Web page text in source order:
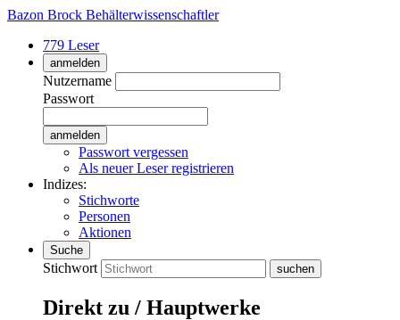
Bazon Brock Behälterwissenschaftler
779 Leser
anmelden
Nutzername
Passwort
Passwort vergessen
Als neuer Leser registrieren
Indizes:
Stichworte
Personen
Aktionen
Suche
Stichwort
Direkt zu / Hauptwerke